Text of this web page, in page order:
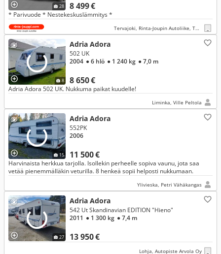
28 8 499 €
* Parivuode * Nestekeskuslämmitys *
Tervajoki, Rinta-Joupin Autoliike, Tervajoki
8
Adria Adora
8 650 €
502 UK
2004 ● 6 hlö ● 1 240 kg ● 7,0 m
Adria Adora 502 UK. Nukkuma paikat kuudelle!
Liminka, Ville Peltola
15
Adria Adora
11 500 €
552PK
2006
Harvinaista herkkua tarjolla. Isollekin perheelle sopiva vaunu, jota saa
vetää pienemmälläkin veturilla. 8 henkeä sopii helposti nukkumaan.
Ylivieska, Petri Vähäkangas
27
Adria Adora
13 950 €
542 Ut Skandinavian EDITION "Hieno"
2011 ● 1 300 kg ● 7,4 m
Lohja, Autopiste Arvola Oy